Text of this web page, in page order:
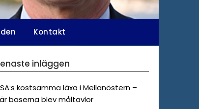
Kontakt
inläggen
kostsamma läxa i Mellanöstern –
baserna blev måltavlor